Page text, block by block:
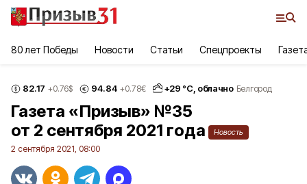
80 лет Победы Новости Статьи Спецпроекты
82.17 +0.76$ 94.84 +0.78€ +29 °С, облачно Белгород
Газета «Призыв» №35
от 2 сентября 2021 года
Новость
2 сентября 2021, 08:00